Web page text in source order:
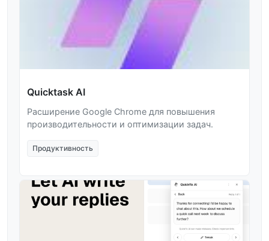
Quicktask AI
Расширение Google Chrome для повышения
производительности и оптимизации задач.
Продуктивность